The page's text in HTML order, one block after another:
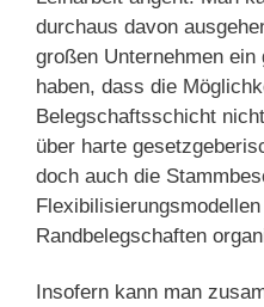
durchaus davon
großen Unternehmen
haben, dass die
Belegschaftsschicht
über harte
doch auch die
Randbelegschaften
Insofern kann man